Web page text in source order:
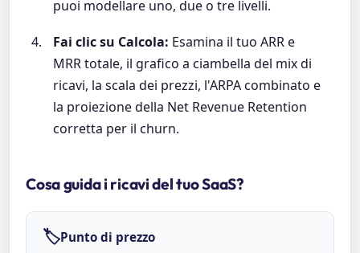
puoi modellare uno, due o tre livelli.
Fai clic su Calcola: Esamina il tuo ARR e
MRR totale, il grafico a ciambella del mix di
ricavi, la scala dei prezzi, l'ARPA combinato e
la proiezione della Net Revenue Retention
corretta per il churn.
Cosa guida i ricavi del tuo SaaS?
🏷️Punto di prezzo